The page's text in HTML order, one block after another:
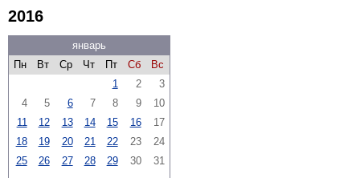
2016
январь
Пн
Вт Ср Чт Пт Сб
Вс
1
2
3
4
5 6 7 8 9
10
11
12 13 14 15 16
17
18
19 20 21 22 23
24
25
26 27 28 29 30 31